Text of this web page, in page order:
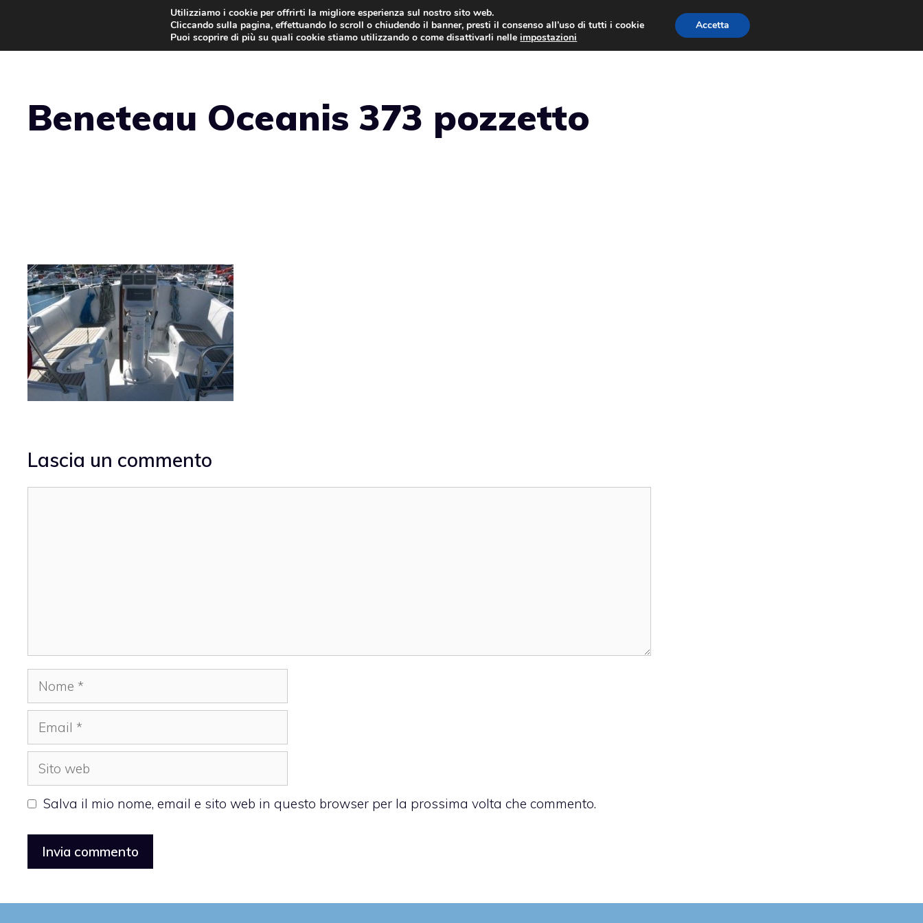
contenuto
NEWS LEGGI & NORMATIVE EVENTI E COMPETIZIONI
Beneteau Oceanis 373 pozzetto
Lascia un commento
Nome
Email
Sito
web
Salva il mio nome, email e sito web in questo browser per la prossima volta che commento.
Utilizziamo i cookie per offrirti la migliore esperienza sul nostro sito web.
Cliccando sulla pagina, effettuando lo scroll o chiudendo il banner, presti il consenso all’uso di tutti i cookie
Puoi scoprire di più su quali cookie stiamo utilizzando o come disattivarli nelleimpostazioni
Accetta